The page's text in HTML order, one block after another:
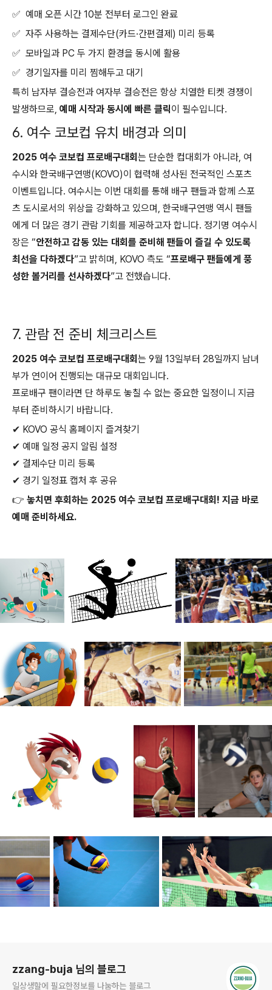
✅ 예매 오픈 시간 10분 전부터 로그인 완료
✅ 자주 사용하는 결제수단(카드·간편결제) 미리 등록
✅ 모바일과 PC 두 가지 환경을 동시에 활용
✅ 경기일자를 미리 찜해두고 대기
특히 남자부 결승전과 여자부 결승전은 항상 치열한 티켓 경쟁이
발생하므로, 예매 시작과 동시에 빠른 클릭이 필수입니다.
6. 여수 코보컵 유치 배경과 의미
2025 여수 코보컵 프로배구대회 는 단순한 컵대회가 아니라, 여
수시와 한국배구연맹(KOVO)이 협력해 성사된 전국적인 스포츠
이벤트입니다. 여수시는 이번 대회를 통해 배구 팬들과 함께 스포
츠 도시로서의 위상을 강화하고 있으며, 한국배구연맹 역시 팬들
에게 더 많은 경기 관람 기회를 제공하고자 합니다. 정기명 여수시
장은 “안전하고 감동 있는 대회를 준비해 팬들이 즐길 수 있도록
최선을 다하겠다”고 밝히며, KOVO 측도 “프로배구 팬들에게 풍
성한 볼거리를 선사하겠다”고 전했습니다.
7. 관람 전 준비 체크리스트
2025 여수 코보컵 프로배구대회 는 9월 13일부터 28일까지 남녀
부가 연이어 진행되는 대규모 대회입니다.
프로배구 팬이라면 단 하루도 놓칠 수 없는 중요한 일정이니 지금
부터 준비하시기 바랍니다.
✔ KOVO 공식 홈페이지 즐겨찾기
✔ 예매 일정 공지 알림 설정
✔ 결제수단 미리 등록
✔ 경기 일정표 캡처 후 공유
👉 놓치면 후회하는 2025 여수 코보컵 프로배구대회! 지금 바로
예매 준비하세요.
zzang-buja 님의 블로그
일상생할에 필요한정보를 나눔하는 블로그